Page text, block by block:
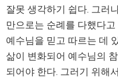
잘못 생각하기 쉽다. 그러
만으로는 순례를 다했다
예수님을 믿고 따르는 데
삶이 변화되어 예수님의
되어야 한다. 그러기 위해